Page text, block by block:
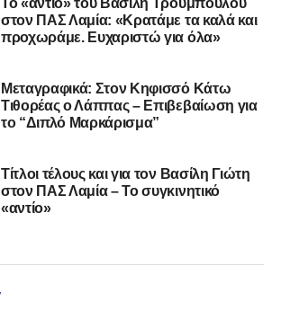
Το «αντίο» του Βασίλη Τρούμπουλου
στον ΠΑΣ Λαμία: «Κρατάμε τα καλά και
προχωράμε. Ευχαριστώ για όλα»
Μεταγραφικά: Στον Κηφισσό Κάτω
Τιθορέας ο Λάππας – Επιβεβαίωση για
το “Διπλό Μαρκάρισμα”
Τίτλοι τέλους και για τον Βασίλη Γιώτη
στον ΠΑΣ Λαμία – Το συγκινητικό
«αντίο»